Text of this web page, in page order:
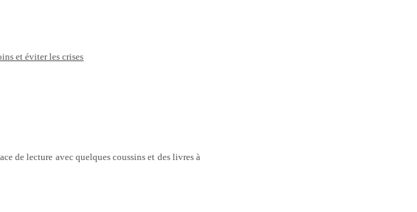
et éviter les crises
de lecture avec quelques coussins et des livres à